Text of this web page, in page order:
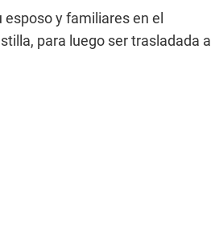
y familiares en el
para luego ser trasladada a